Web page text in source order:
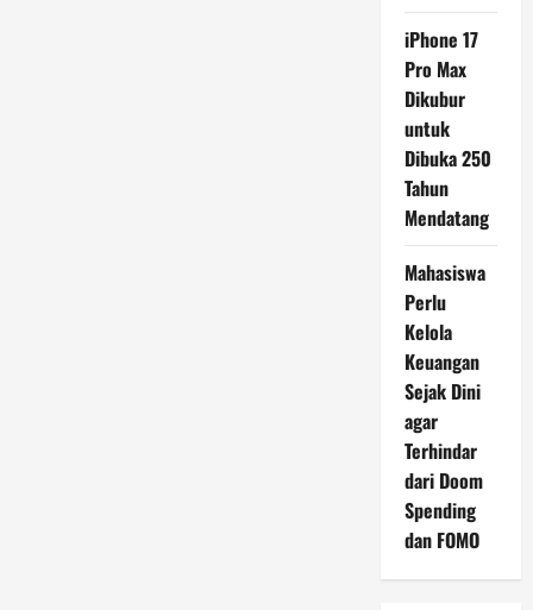
iPhone 17
Pro Max
Dikubur
untuk
Dibuka 250
Tahun
Mendatang
Mahasiswa
Perlu
Kelola
Keuangan
Sejak Dini
agar
Terhindar
dari Doom
Spending
dan FOMO